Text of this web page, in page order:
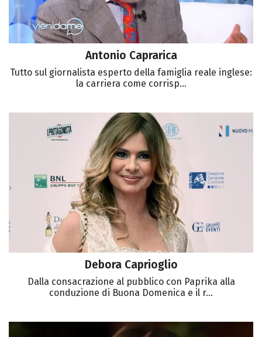
Antonio Caprarica
Tutto sul giornalista esperto della famiglia reale inglese:
la carriera come corrisp...
Debora Caprioglio
Dalla consacrazione al pubblico con Paprika alla
conduzione di Buona Domenica e il r...